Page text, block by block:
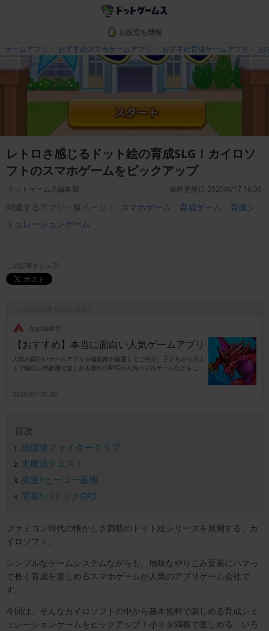
お役立ち情報
ゲームアプリ
おすすめスマホゲームアプリ おすすめ育成ゲームアプリ お
レトロさ感じるドット絵の育成SLG！カイロソ
フトのスマホゲームをピックアップ
ドットゲームス編集部 最終更新日 2020/4/17 16:30
関連するアプリ一覧ページ： スマホゲーム 育成ゲーム
育成シ
ミュレーションゲーム
この記事をシェア
.Apps編集部
【おすすめ】本当に面白い人気ゲームアプリ
人気の面白いゲームアプリを編集部が厳選してご紹介。子どもから大人
まで幅広い年齢層で楽しめる新作のRPGや人気パズルゲームなどをご紹
2026/8/7 05:00
目次
放課後ファイタークラブ
大魔法クエスト
発進!!ヒーロー基地
開幕!!パドックGP2
ファミコン時代の懐かしさ満載のドット絵シリーズを展開する、カ
イロソフト。
シンプルなゲームシステムながらも、地味なやりこみ要素にハマっ
て長く育成を楽しめるスマホゲームが人気のアプリゲーム会社で
す。
今回は、そんなカイロソフトの中から基本無料で楽しめる育成シミ
ュレーションゲームをピックアップ！小ネタ満載で楽しめる、いろ